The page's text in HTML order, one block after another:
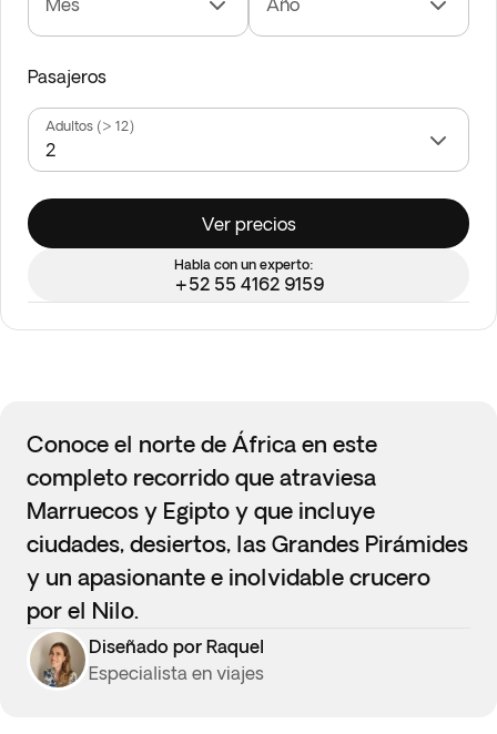
Mes Año
Pasajeros
Adultos (> 12)
Ver precios
Habla con un experto:
+52 55 4162 9159
Conoce el norte de África en este
completo recorrido que atraviesa
Marruecos y Egipto y que incluye
ciudades, desiertos, las Grandes Pirámides
y un apasionante e inolvidable crucero
por el Nilo.
Diseñado por Raquel
Especialista en viajes